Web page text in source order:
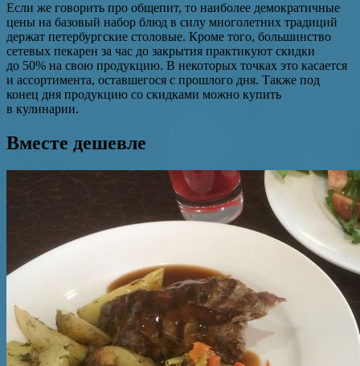
Если же говорить про общепит, то наиболее демократичные
цены на базовый набор блюд в силу многолетних традиций
держат петербургские столовые. Кроме того, большинство
сетевых пекарен за час до закрытия практикуют скидки
до 50% на свою продукцию. В некоторых точках это касается
и ассортимента, оставшегося с прошлого дня. Также под
конец дня продукцию со скидками можно купить
в кулинарии.
Вместе дешевле